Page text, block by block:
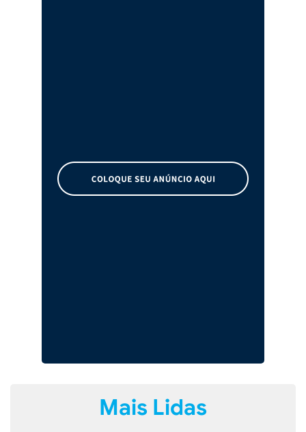
Mais Lidas